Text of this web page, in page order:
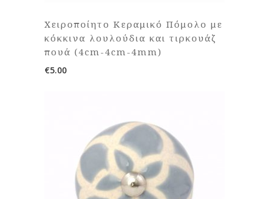
Χειροποίητο Κεραμικό Πόμολο με
κόκκινα λουλούδια και τιρκουάζ
πουά (4cm-4cm-4mm)
€5.00